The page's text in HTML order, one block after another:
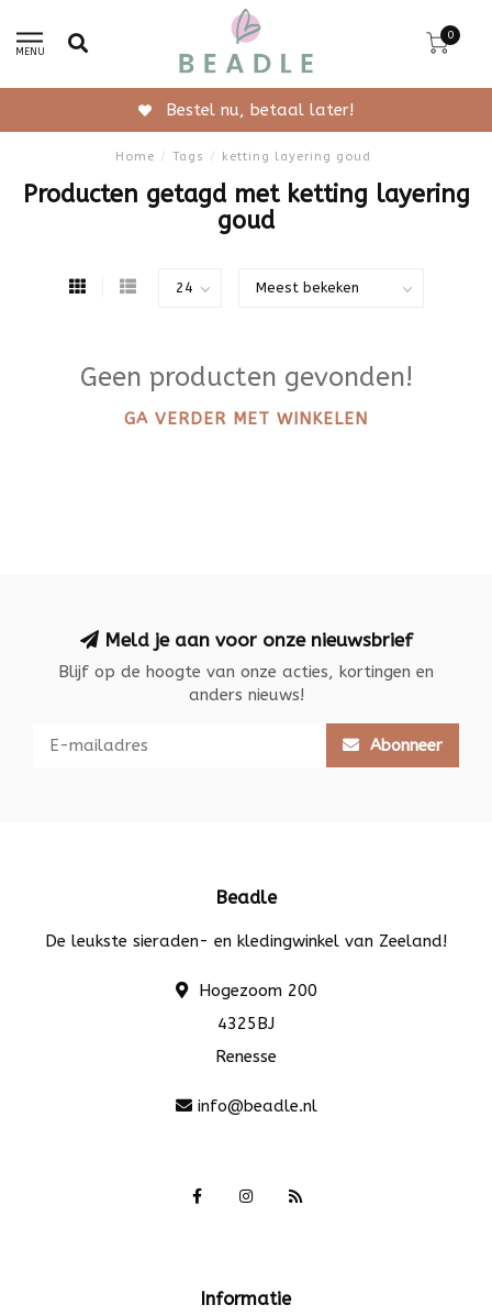
MENU
0
Bestel nu, betaal later!
Home / Tags / ketting layering goud
Producten getagd met ketting layering
goud
Geen producten gevonden!
GA VERDER MET WINKELEN
Meld je aan voor onze nieuwsbrief
Blijf op de hoogte van onze acties, kortingen en
anders nieuws!
Abonneer
Beadle
De leukste sieraden- en kledingwinkel van Zeeland!
Hogezoom 200
4325BJ
Renesse
info@beadle.nl
Informatie